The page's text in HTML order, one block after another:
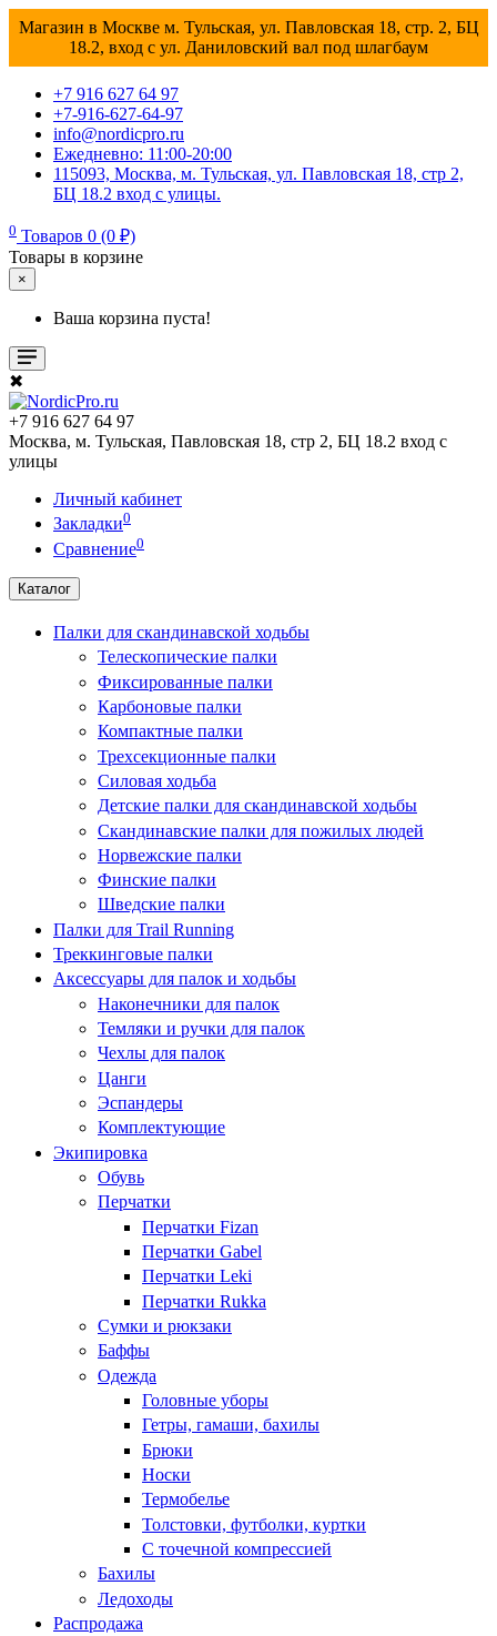
Магазин в Москве м. Тульская, ул. Павловская 18, стр. 2, БЦ
18.2, вход с ул. Даниловский вал под шлагбаум
+7 916 627 64 97
+7-916-627-64-97
info@nordicpro.ru
Ежедневно: 11:00-20:00
115093, Москва, м. Тульская, ул. Павловская 18, стр 2,
БЦ 18.2 вход с улицы.
0 Товаров 0 (0 ₽)
Товары в корзине
×
Ваша корзина пуста!
✖
+7 916 627 64 97
Москва, м. Тульская, Павловская 18, стр 2, БЦ 18.2 вход с
улицы
Личный кабинет
Закладки0
Сравнение0
Каталог
Палки для скандинавской ходьбы
Телескопические палки
Фиксированные палки
Карбоновые палки
Компактные палки
Трехсекционные палки
Силовая ходьба
Детские палки для скандинавской ходьбы
Скандинавские палки для пожилых людей
Норвежские палки
Финские палки
Шведские палки
Палки для Trail Running
Треккинговые палки
Аксессуары для палок и ходьбы
Наконечники для палок
Темляки и ручки для палок
Чехлы для палок
Цанги
Эспандеры
Комплектующие
Экипировка
Обувь
Перчатки
Перчатки Fizan
Перчатки Gabel
Перчатки Leki
Перчатки Rukka
Сумки и рюкзаки
Баффы
Одежда
Головные уборы
Гетры, гамаши, бахилы
Брюки
Носки
Термобелье
Толстовки, футболки, куртки
С точечной компрессией
Бахилы
Ледоходы
Распродажа